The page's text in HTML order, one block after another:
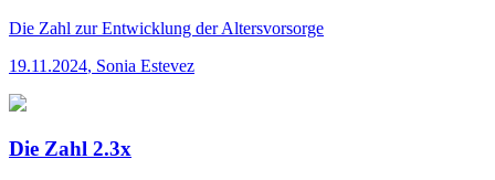
Die Zahl zur Entwicklung der Altersvorsorge
19.11.2024, Sonia Estevez
Die Zahl 2.3x